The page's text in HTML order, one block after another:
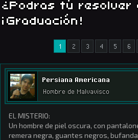
¿Podras tú resolver
¡Graduación!
1 2 3 4 5 6
Persiana Americana
Hombre de Malvavisco
EL MISTERIO:
Un hombre de piel oscura, con
remera negra, guantes negros,